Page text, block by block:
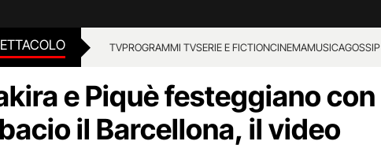
TVPROGRAMMI TVSERIE E FICTIONCINEMAMUSICAGOSSIP
e Piquè festeggiano con
il Barcellona, il video